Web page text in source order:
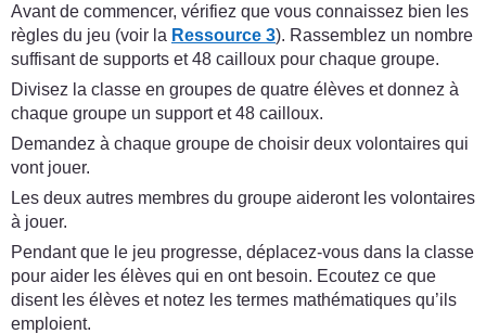
Avant de commencer, vérifiez que vous connaissez bien les
règles du jeu (voir la Ressource 3). Rassemblez un nombre
suffisant de supports et 48 cailloux pour chaque groupe.
Divisez la classe en groupes de quatre élèves et donnez à
chaque groupe un support et 48 cailloux.
Demandez à chaque groupe de choisir deux volontaires qui
vont jouer.
Les deux autres membres du groupe aideront les volontaires
à jouer.
Pendant que le jeu progresse, déplacez-vous dans la classe
pour aider les élèves qui en ont besoin. Ecoutez ce que
disent les élèves et notez les termes mathématiques qu’ils
emploient.